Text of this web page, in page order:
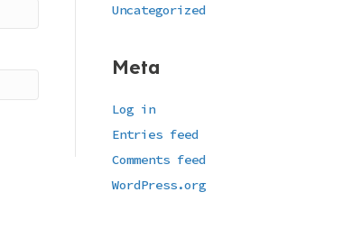
Uncategorized
Meta
Log in
Entries feed
Comments feed
WordPress.org